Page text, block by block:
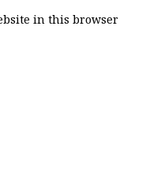
in this browser